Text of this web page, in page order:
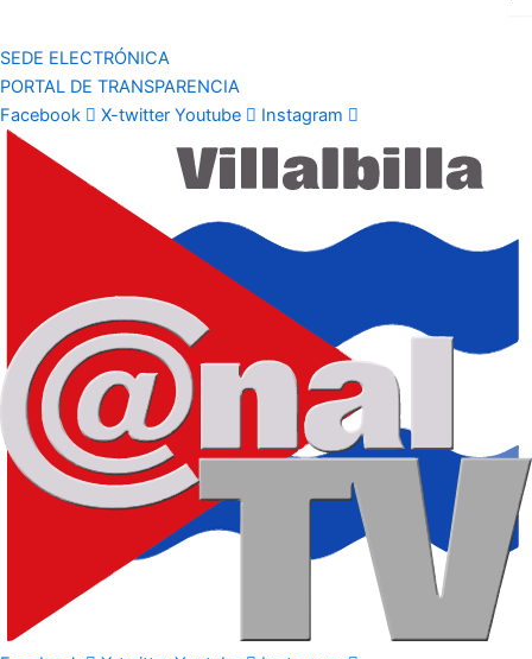
SEDE ELECTRÓNICA
PORTAL DE TRANSPARENCIA
Facebook
X-twitter Youtube Instagram